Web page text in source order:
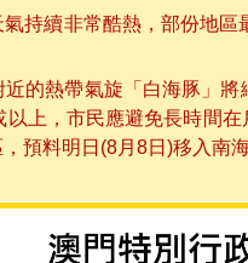
持續非常酷熱，部份地
的熱帶氣旋「白海豚」
上，市民應避免長時間
預料明日(8月8日)移入